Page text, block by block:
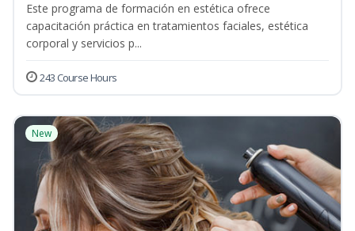
Este programa de formación en estética ofrece
capacitación práctica en tratamientos faciales, estética
corporal y servicios p...
243 Course Hours
New